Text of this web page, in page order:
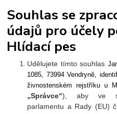
Souhlas se
údajů pro účely
Hlídací pes
Udělujete tímto souhlas
1085, 73994 Vendryně,
živnostenském rejstříkuu
„Správce“), aby ve
parlamentu a Rady (EU)